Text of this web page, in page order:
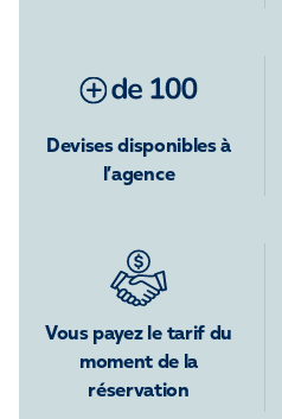
Devises disponibles à
l’agence
Vous payez le tarif du
moment de la
réservation